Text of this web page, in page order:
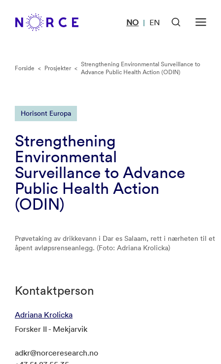
NO | EN
Forside < Prosjekter < Strengthening Environmental Surveillance to
Advance Public Health Action (ODIN)
Horisont Europa
Strengthening
Environmental
Surveillance to Advance
Public Health Action
(ODIN)
Prøvetaking av drikkevann i Dar es Salaam, rett i nærheten til et
åpent avløpsrenseanlegg. (Foto: Adriana Krolicka)
Kontaktperson
Adriana Krolicka
Forsker II - Mekjarvik
adkr@norceresearch.no